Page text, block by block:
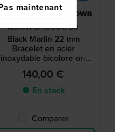
Military Hanowa
ASMWGH0001760
Black Marlin 22 mm
Bracelet en acier
inoxydable bicolore or-
argent
140,00 €
● En stock
Comparer
maintenant